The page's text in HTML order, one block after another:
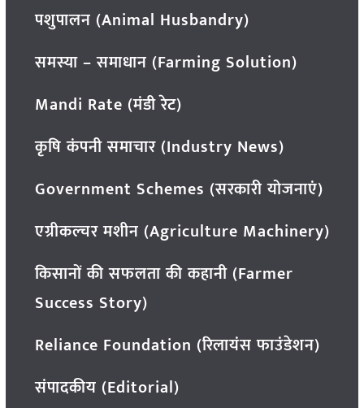
पशुपालन (Animal Husbandry)
समस्या – समाधान (Farming Solution)
Mandi Rate (मंडी रेट)
कृषि कंपनी समाचार (Industry News)
Government Schemes (सरकारी योजनाएं)
एग्रीकल्चर मशीन (Agriculture Machinery)
किसानों की सफलता की कहानी (Farmer
Success Story)
Reliance Foundation (रिलायंस फाउंडेशन)
संपादकीय (Editorial)